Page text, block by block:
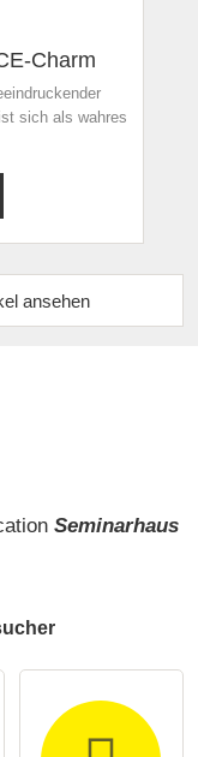
genommen.
sind
Charm
sich als wahres
ansehen
Seminarhaus